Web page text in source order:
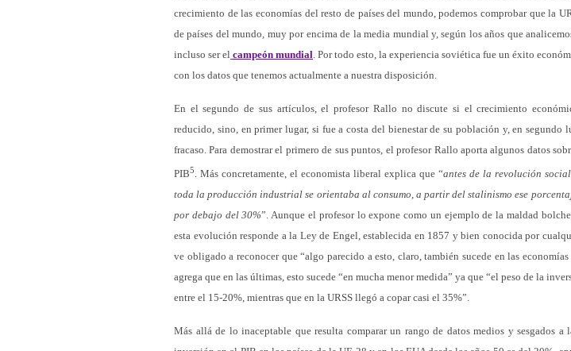
crecimiento de las economías del resto de países del mundo, podemos comprobar que la
de países del mundo, muy por encima de la media mundial y, según los años que
incluso ser el campeón mundial. Por todo esto, la experiencia soviética fue un éxito
con los datos que tenemos actualmente a nuestra disposición.
En el segundo de sus artículos, el profesor Rallo no discute si el crecimiento
reducido, sino, en primer lugar, si fue a costa del bienestar de su población y, en segundo
fracaso. Para demostrar el primero de sus puntos, el profesor Rallo aporta algunos datos
PIB5 . Más concretamente, el economista liberal explica que “antes de la revolución
toda la producción industrial se orientaba al consumo, a partir del stalinismo ese
por debajo del 30%”. Aunque el profesor lo expone como un ejemplo de la maldad
esta evolución responde a la Ley de Engel, establecida en 1857 y bien conocida por
ve obligado a reconocer que “algo parecido a esto, claro, también sucede en las
agrega que en las últimas, esto sucede “en mucha menor medida” ya que “el peso de la
entre el 15-20%, mientras que en la URSS llegó a copar casi el 35%”.
Más allá de lo inaceptable que resulta comparar un rango de datos medios y sesgados a